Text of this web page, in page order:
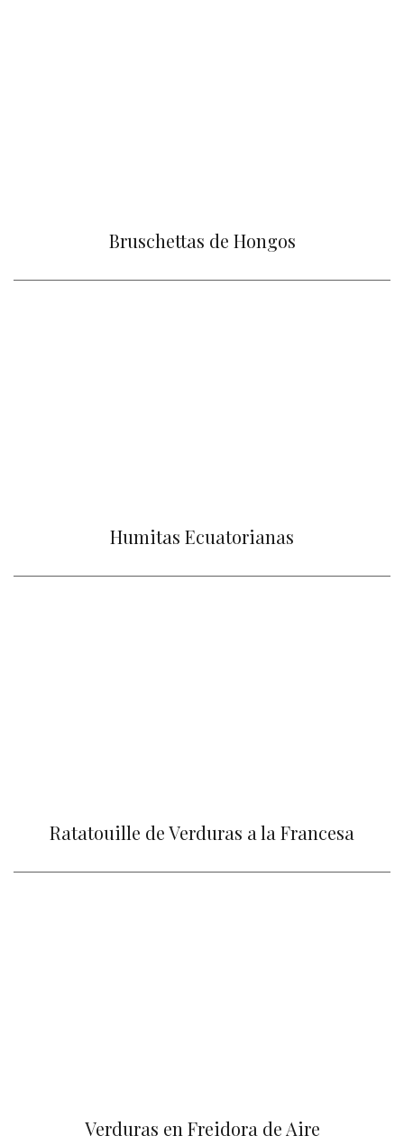
Bruschettas de Hongos
Humitas Ecuatorianas
Ratatouille de Verduras a la Francesa
Verduras en Freidora de Aire